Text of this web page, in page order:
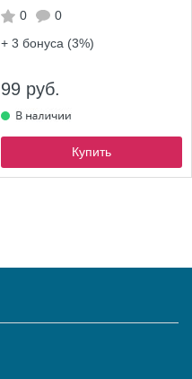
0
0
+ 3 бонуса (3%)
99 руб.
Купить